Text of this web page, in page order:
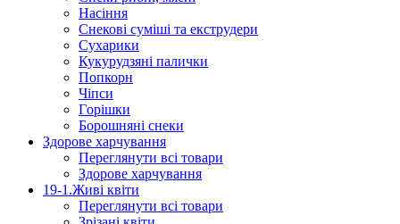
Насіння
Снекові суміші та екструдери
Сухарики
Кукурудзяні пaлички
Попкорн
Чіпси
Гoрішки
Борошняні снеки
Здорове харчування
Переглянути всі товари
Здорове харчування
19-1.Живі квіти
Переглянути всі товари